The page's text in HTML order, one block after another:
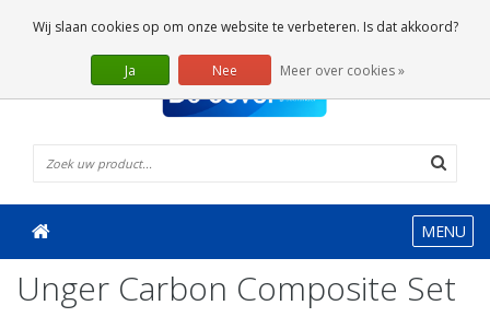
0 Artikelen
MENU
Unger Carbon Composite Set
Wij slaan cookies op om onze website te verbeteren. Is dat akkoord?
Ja Nee Meer over cookies »